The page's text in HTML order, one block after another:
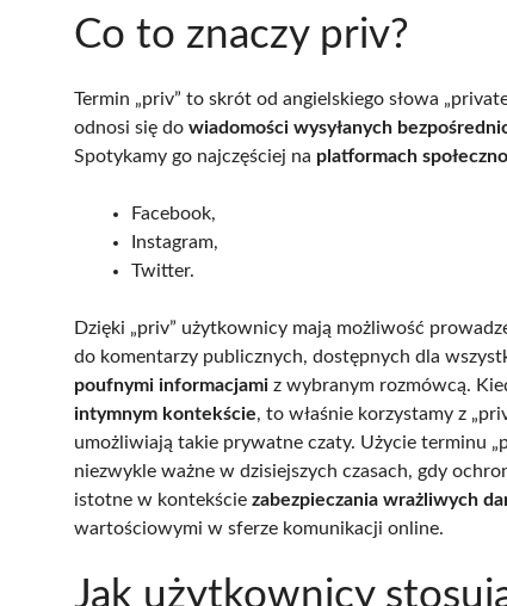
Co to znaczy priv?
Termin „priv” to skrót od angielskiego słowa
odnosi się do wiadomości wysyłanych
Spotykamy go najczęściej na platformach
Facebook,
Instagram,
Twitter.
Dzięki „priv” użytkownicy mają możliwość
do komentarzy publicznych, dostępnych dla
poufnymi informacjami z wybranym rozmówcą.
intymnym kontekście, to właśnie korzystamy z
umożliwiają takie prywatne czaty. Użycie terminu
niezwykle ważne w dzisiejszych czasach, gdy
istotne w kontekście zabezpieczania wrażliwych
wartościowymi w sferze komunikacji online.
Jak użytkownicy